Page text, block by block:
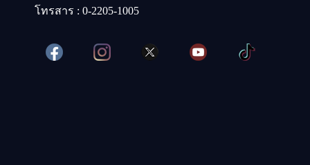
โทรสาร : 0-2205-1005